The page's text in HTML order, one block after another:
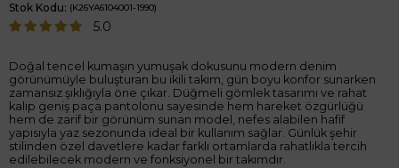
Stok Kodu (K26YA6104001-1990)
5.0
Doğal tencel kumaşın yumuşak dokusunu modern denim
görünümüyle buluşturan bu ikili takım, gün boyu konfor sunarken
zamansız şıklığıyla öne çıkar. Düğmeli gömlek tasarımı ve rahat
kalıp geniş paça pantolonu sayesinde hem hareket özgürlüğü
hem de zarif bir görünüm sunan model, nefes alabilen hafif
yapısıyla yaz sezonunda ideal bir kullanım sağlar. Günlük şehir
stilinden özel davetlere kadar farklı ortamlarda rahatlıkla tercih
edilebilecek modern ve fonksiyonel bir takımdır.